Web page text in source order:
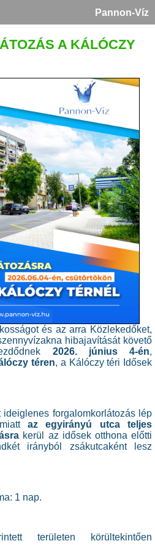
Pannon-Víz
A KÁLÓCZY
és az arra Közlekedőket,
hibajavítását követő
2026. június 4-én,
téren, a Kálóczy téri Idősek
forgalomkorlátozás lép
miattaz egyirányú utca teljes
kerül az idősek otthona előtti
irányból zsákutcaként lesz
1 nap.
területen körültekintően